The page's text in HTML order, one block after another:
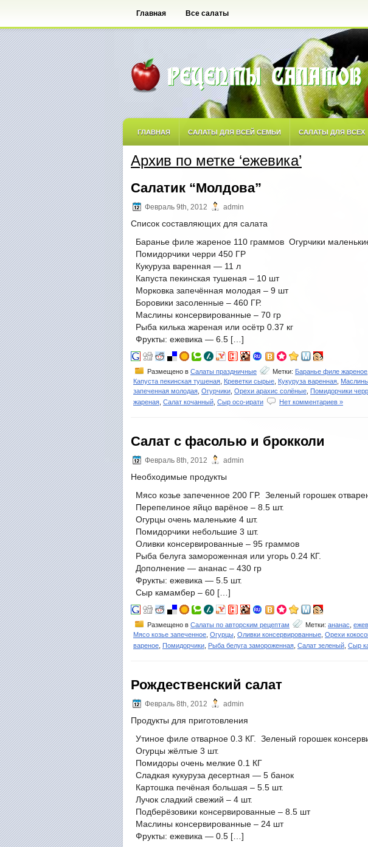
Главная Все салаты
ГЛАВНАЯ САЛАТЫ ДЛЯ ВСЕЙ СЕМЬИ САЛАТЫ ДЛЯ ВСЕХ
САЛАТЫ ОСТРЫЕ САЛАТЫ ПО АВТОРСКИМ РЕЦЕПТАМ
САЛАТЫ С ФРУКТАМИ
Архив по метке ‘ежевика’
Салатик “Молдова”
Февраль 9th, 2012 admin
Список составляющих для салата
Баранье филе жареное 110 граммов Огурчики
Помидорчики черри 450 ГР
Кукуруза варенная — 11 л
Капуста пекинская тушеная – 10 шт
Морковка запечённая молодая – 9 шт
Боровики засоленные – 460 ГР.
Маслины консервированные – 70 гр
Рыба килька жареная или осётр 0.37 кг
Фрукты: ежевика — 6.5 […]
Размещено в Салаты праздничные Метки: Баранье филе жареное
Капуста пекинская тушеная Креветки сырые Кукуруза варенная
запеченная молодая Огурчики Орехи арахис солёные Помидорчики
жареная Салат кочанный Сыр осо-ирати Нет комментариев »
Салат с фасолью и брокколи
Февраль 8th, 2012 admin
Необходимые продукты
Мясо козье запеченное 200 ГР. Зеленый горошек
Перепелиное яйцо варёное – 8.5 шт.
Огурцы очень маленькие 4 шт.
Помидорчики небольшие 3 шт.
Оливки консервированные – 95 граммов
Рыба белуга замороженная или угорь 0.24 КГ.
Дополнение — ананас – 430 гр
Фрукты: ежевика — 5.5 шт.
Сыр камамбер – 60 […]
Размещено в Салаты по авторским рецептам Метки: ананас
Мясо козье запеченное Огурцы Оливки консервированные Орехи
вареное Помидорчики Рыба белуга замороженная Салат зеленый Сыр
Рождественский салат
Февраль 8th, 2012 admin
Продукты для приготовления
Утиное филе отварное 0.3 КГ. Зеленый горошек
Огурцы жёлтые 3 шт.
Помидоры очень мелкие 0.1 КГ
Сладкая кукуруза десертная — 5 банок
Картошка печёная большая – 5.5 шт.
Лучок сладкий свежий – 4 шт.
Подберёзовики консервированные – 8.5 шт
Маслины консервированные – 24 шт
Фрукты: ежевика — 0.5 […]